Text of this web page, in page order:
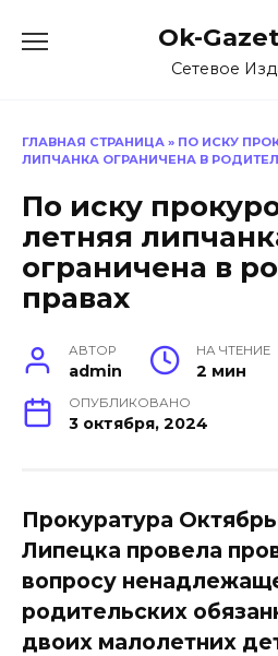
Ok-
Сетевое
ГЛАВНАЯ СТРАНИЦА » ПО ИСКУ
ЛИПЧАНКА ОГРАНИЧЕНА В
По иску
летняя
ограничена в
правах
АВТОР
admin
НА ЧТЕНИЕ
2 мин
ОПУБЛИКОВАНО
3 октября, 2024
Прокуратура
Липецка провела
вопросу
родительских
двоих малолетних